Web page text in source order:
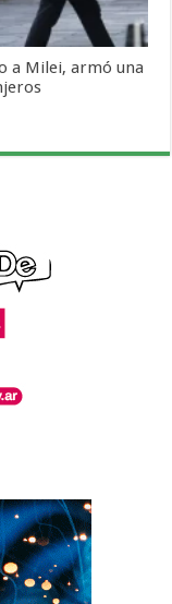
a Milei, armó una